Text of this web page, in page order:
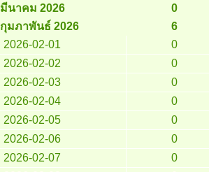
มีนาคม 2026
0
กุมภาพันธ์ 2026
6
2026-02-01
0
2026-02-02
0
2026-02-03
0
2026-02-04
0
2026-02-05
0
2026-02-06
0
2026-02-07
0